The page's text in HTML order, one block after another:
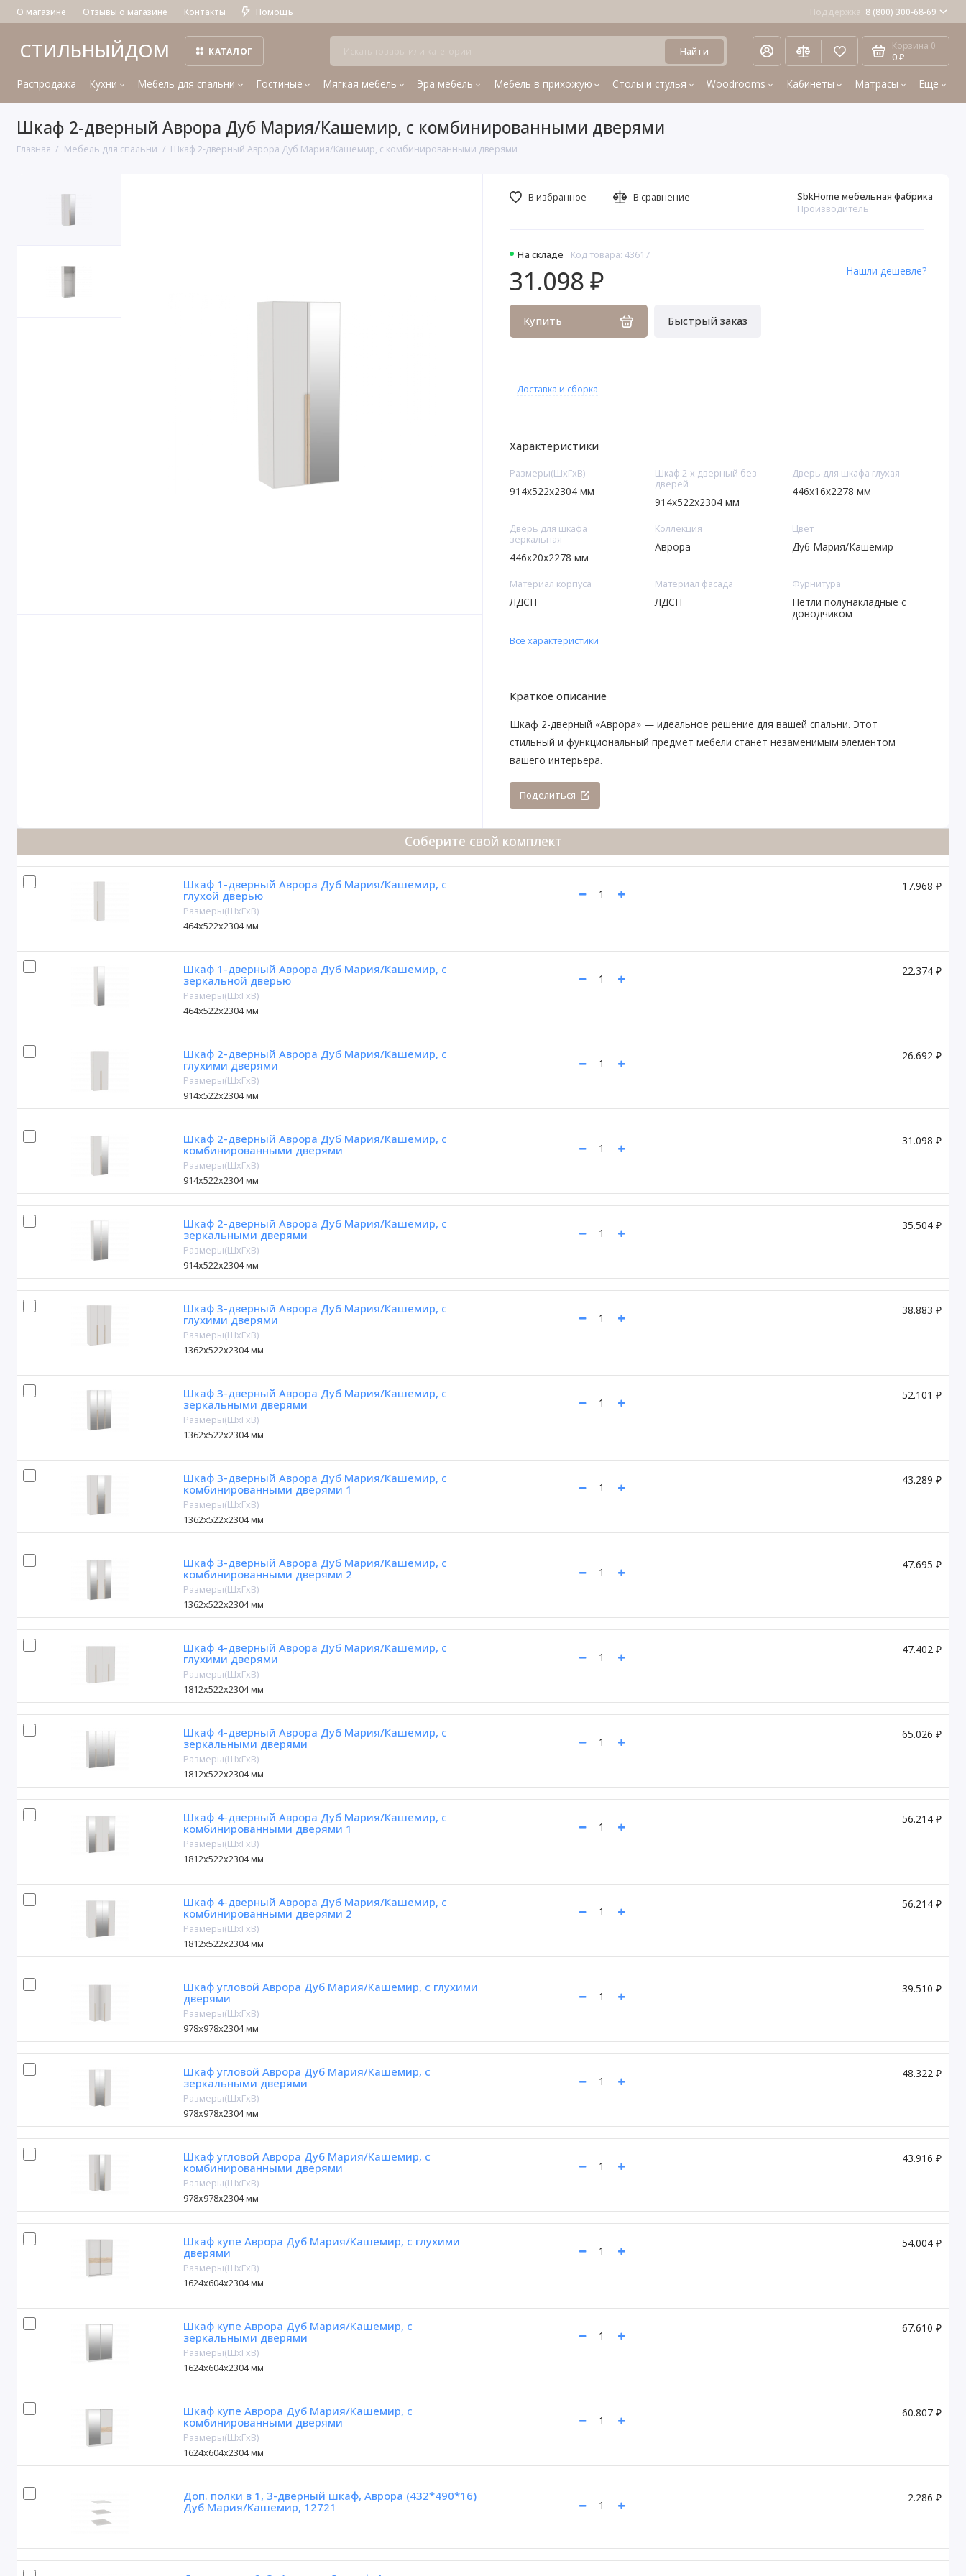
О магазине Отзывы о магазине Контакты Помощь Поддержка 8 (800) 300-68-69
СТИЛЬНЫЙДОМ КАТАЛОГ Найти Корзина 0
0 ₽
Распродажа Кухни Мебель для спальни Гостиные Мягкая мебель Эра мебель Мебель в прихожую Столы и стулья Woodrooms Кабинеты Матрасы Еще
Шкаф 2-дверный Аврора Дуб Мария/Кашемир, с комбинированными дверями
Главная Мебель для спальни Шкаф 2-дверный Аврора Дуб Мария/Кашемир, с комбинированными дверями
На складе Код товара: 43617
SbkHome мебельная фабрика
Производитель
31.098 ₽
Купить Быстрый заказ
Нашли дешевле?
В избранное В сравнение
Доставка и сборка
Характеристики
Размеры(ШxГxВ)
914х522х2304 мм
Шкаф 2-х дверный без
дверей
914х522х2304 мм
Дверь для шкафа глухая
446х16х2278 мм
Дверь для шкафа
зеркальная
446х20х2278 мм
Коллекция
Аврора
Цвет
Дуб Мария/Кашемир
Материал корпуса
ЛДСП
Материал фасада
ЛДСП
Фурнитура
Петли полунакладные с
доводчиком
Все характеристики
Краткое описание
Шкаф 2-дверный «Аврора» — идеальное решение для вашей спальни. Этот
стильный и функциональный предмет мебели станет незаменимым элементом
вашего интерьера.
Поделиться
Соберите свой комплект
Шкаф 1-дверный Аврора Дуб Мария/Кашемир, с
глухой дверью
Размеры(ШxГxВ)
464х522х2304 мм
17.968 ₽
Шкаф 1-дверный Аврора Дуб Мария/Кашемир, с
зеркальной дверью
Размеры(ШxГxВ)
464х522х2304 мм
22.374 ₽
Шкаф 2-дверный Аврора Дуб Мария/Кашемир, с
глухими дверями
Размеры(ШxГxВ)
914х522х2304 мм
26.692 ₽
Шкаф 2-дверный Аврора Дуб Мария/Кашемир, с
комбинированными дверями
Размеры(ШxГxВ)
914х522х2304 мм
31.098 ₽
Шкаф 2-дверный Аврора Дуб Мария/Кашемир, с
зеркальными дверями
Размеры(ШxГxВ)
914х522х2304 мм
35.504 ₽
Шкаф 3-дверный Аврора Дуб Мария/Кашемир, с
глухими дверями
Размеры(ШxГxВ)
1362х522х2304 мм
38.883 ₽
Шкаф 3-дверный Аврора Дуб Мария/Кашемир, с
зеркальными дверями
Размеры(ШxГxВ)
1362х522х2304 мм
52.101 ₽
Шкаф 3-дверный Аврора Дуб Мария/Кашемир, с
комбинированными дверями 1
Размеры(ШxГxВ)
1362х522х2304 мм
43.289 ₽
Шкаф 3-дверный Аврора Дуб Мария/Кашемир, с
комбинированными дверями 2
Размеры(ШxГxВ)
1362х522х2304 мм
47.695 ₽
Шкаф 4-дверный Аврора Дуб Мария/Кашемир, с
глухими дверями
Размеры(ШxГxВ)
1812х522х2304 мм
47.402 ₽
Шкаф 4-дверный Аврора Дуб Мария/Кашемир, с
зеркальными дверями
Размеры(ШxГxВ)
1812х522х2304 мм
65.026 ₽
Шкаф 4-дверный Аврора Дуб Мария/Кашемир, с
комбинированными дверями 1
Размеры(ШxГxВ)
1812х522х2304 мм
56.214 ₽
Шкаф 4-дверный Аврора Дуб Мария/Кашемир, с
комбинированными дверями 2
Размеры(ШxГxВ)
1812х522х2304 мм
56.214 ₽
Шкаф угловой Аврора Дуб Мария/Кашемир, с глухими
дверями
Размеры(ШxГxВ)
978х978х2304 мм
39.510 ₽
Шкаф угловой Аврора Дуб Мария/Кашемир, с
зеркальными дверями
Размеры(ШxГxВ)
978х978х2304 мм
48.322 ₽
Шкаф угловой Аврора Дуб Мария/Кашемир, с
комбинированными дверями
Размеры(ШxГxВ)
978х978х2304 мм
43.916 ₽
Шкаф купе Аврора Дуб Мария/Кашемир, с глухими
дверями
Размеры(ШxГxВ)
1624х604х2304 мм
54.004 ₽
Шкаф купе Аврора Дуб Мария/Кашемир, с
зеркальными дверями
Размеры(ШxГxВ)
1624х604х2304 мм
67.610 ₽
Шкаф купе Аврора Дуб Мария/Кашемир, с
комбинированными дверями
Размеры(ШxГxВ)
1624х604х2304 мм
60.807 ₽
Доп. полки в 1, 3-дверный шкаф, Аврора (432*490*16)
Дуб Мария/Кашемир, 12721
2.286 ₽